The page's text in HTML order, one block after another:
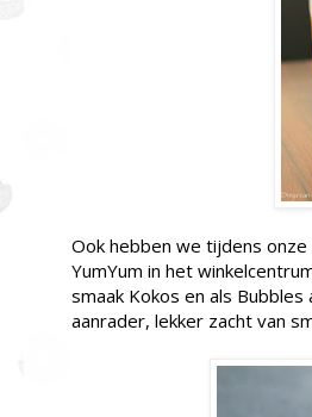
Ook hebben we tijdens
YumYum in het
smaak Kokos en als
aanrader, lekker zacht van